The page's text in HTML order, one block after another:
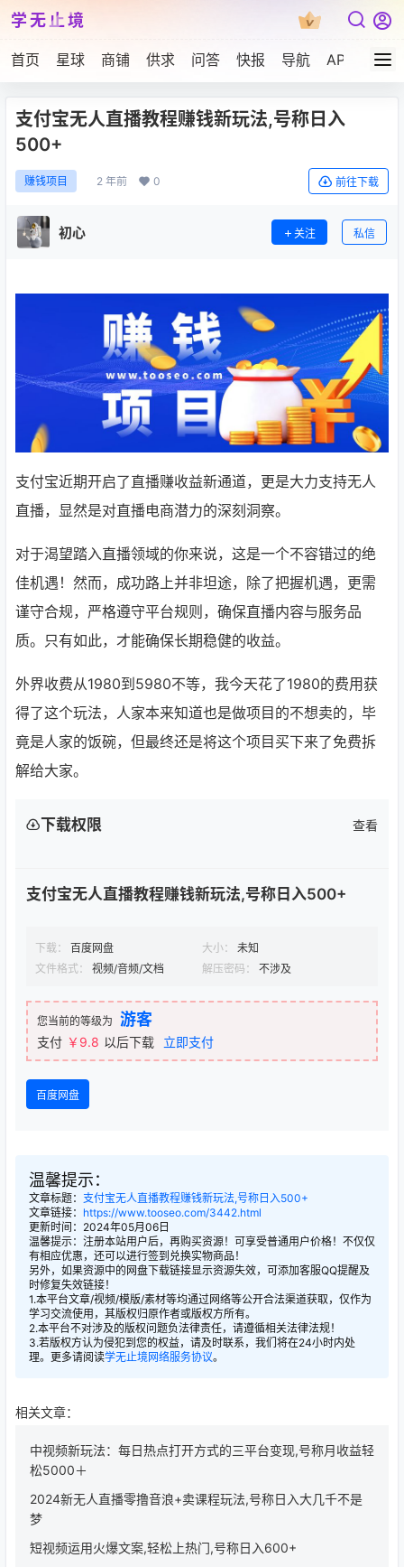
学无止境
首页 星球 商铺 供求 问答 快报 导航 APP下载
支付宝无人直播教程赚钱新玩法,号称日入
500+
赚钱项目 2 年前 0 前往下载
初心 关注 私信
支付宝近期开启了直播赚收益新通道，更是大力支持无人
直播，显然是对直播电商潜力的深刻洞察。
对于渴望踏入直播领域的你来说，这是一个不容错过的绝
佳机遇！然而，成功路上并非坦途，除了把握机遇，更需
谨守合规，严格遵守平台规则，确保直播内容与服务品
质。只有如此，才能确保长期稳健的收益。
外界收费从1980到5980不等，我今天花了1980的费用获
得了这个玩法，人家本来知道也是做项目的不想卖的，毕
竟是人家的饭碗，但最终还是将这个项目买下来了免费拆
解给大家。
下载权限 查看
支付宝无人直播教程赚钱新玩法,号称日入500+
下载： 百度网盘 大小：
未知
文件格式：
视频/音频/文档 解压密码： 不涉及
您当前的等级为 游客
支付 ￥9.8 以后下载 立即支付
百度网盘
温馨提示：
文章标题： 支付宝无人直播教程赚钱新玩法,号称日入500+
文章链接： https://www.tooseo.com/3442.html
更新时间：2024年05月06日
温馨提示：注册本站用户后，再购买资源！可享受普通用户价格！不仅仅
有相应优惠，还可以进行签到兑换实物商品！
另外，如果资源中的网盘下载链接显示资源失效，可添加客服QQ提醒及
时修复失效链接！
1.本平台文章/视频/模版/素材等均通过网络等公开合法渠道获取，仅作为
学习交流使用，其版权归原作者或版权方所有。
2.本平台不对涉及的版权问题负法律责任，请遵循相关法律法规！
3.若版权方认为侵犯到您的权益，请及时联系，我们将在24小时内处
理。更多请阅读学无止境网络服务协议。
相关文章：
中视频新玩法：每日热点打开方式的三平台变现,号称月收益轻
松5000＋
2024新无人直播零撸音浪+卖课程玩法,号称日入大几千不是
梦
短视频运用火爆文案,轻松上热门,号称日入600+